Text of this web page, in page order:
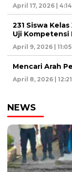
April 17, 2026 |
231 Siswa
Uji Kompetensi
April 9, 2026 |
Mencari Arah
April 8, 2026 |
NEWS